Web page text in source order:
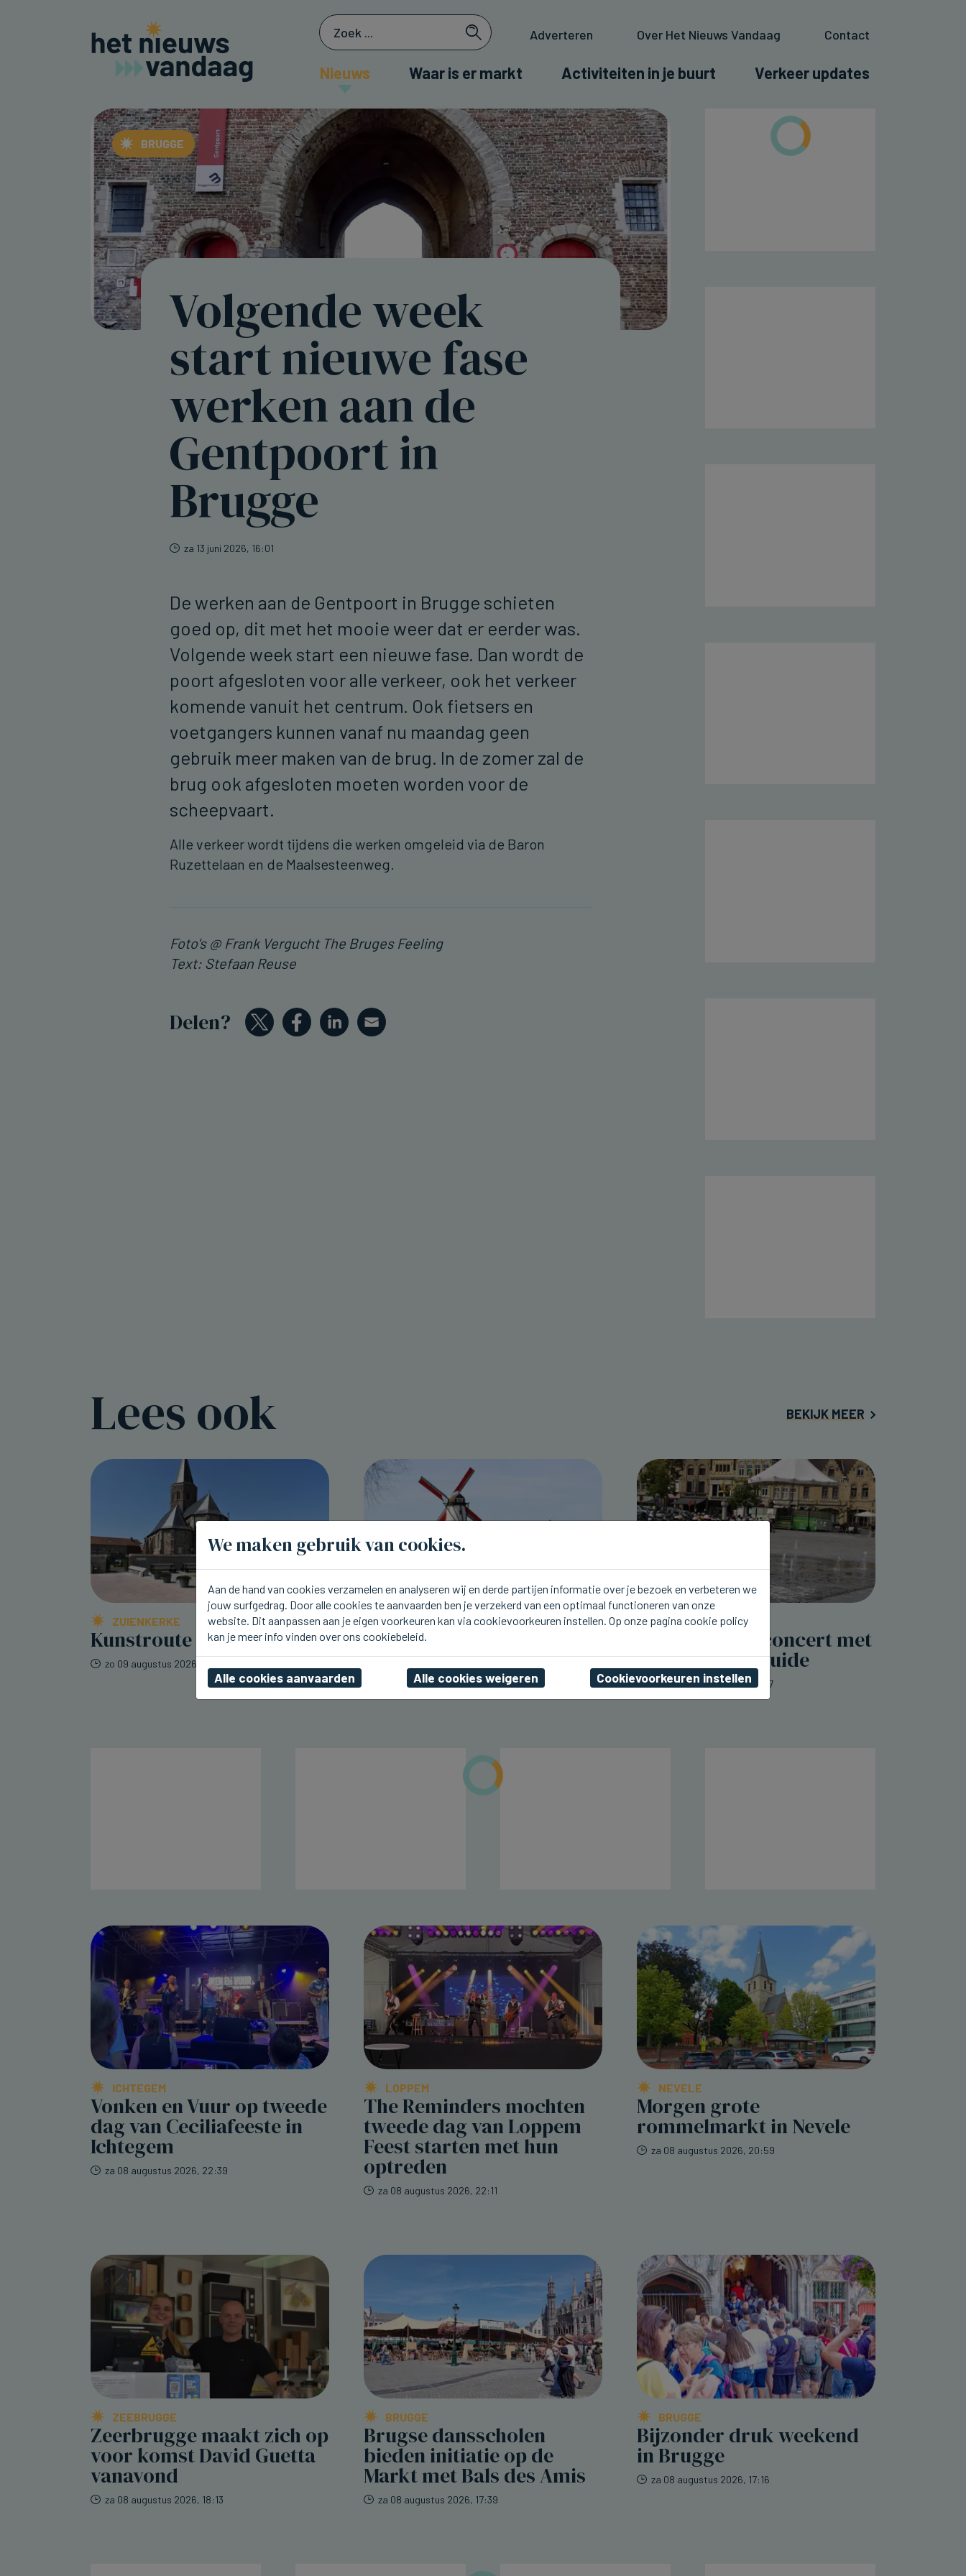
Adverteren Over Het Nieuws Vandaag Contact
Nieuws Waar is er markt Activiteiten in je buurt Verkeer updates
BRUGGE
Volgende week
start nieuwe fase
werken aan de
Gentpoort in
Brugge
za 13 juni 2026, 16:01
De werken aan de Gentpoort in Brugge schieten
goed op, dit met het mooie weer dat er eerder was.
Volgende week start een nieuwe fase. Dan wordt de
poort afgesloten voor alle verkeer, ook het verkeer
komende vanuit het centrum. Ook fietsers en
voetgangers kunnen vanaf nu maandag geen
gebruik meer maken van de brug. In de zomer zal de
brug ook afgesloten moeten worden voor de
scheepvaart.
Alle verkeer wordt tijdens die werken omgeleid via de Baron
Ruzettelaan en de Maalsesteenweg.
Foto's @ Frank Vergucht The Bruges Feeling
Text: Stefaan Reuse
Delen?
Lees ook BEKIJK MEER
ZUIENKERKE
Kunstroute in Zuienkerke
zo 09 augustus 2026, 11:36
DAMME
Vandaag Boekenmarkt en
Amare in Damme
zo 09 augustus 2026, 11:11
DIKSMUIDE
Morgen Kioskconcert met
4 Fun in Diksmuide
za 08 augustus 2026, 23:07
ICHTEGEM
Vonken en Vuur op tweede
dag van Ceciliafeeste in
Ichtegem
za 08 augustus 2026, 22:39
LOPPEM
The Reminders mochten
tweede dag van Loppem
Feest starten met hun
optreden
za 08 augustus 2026, 22:11
NEVELE
Morgen grote
rommelmarkt in Nevele
za 08 augustus 2026, 20:59
ZEEBRUGGE
Zeerbrugge maakt zich op
voor komst David Guetta
vanavond
za 08 augustus 2026, 18:13
BRUGGE
Brugse dansscholen
bieden initiatie op de
Markt met Bals des Amis
za 08 augustus 2026, 17:39
BRUGGE
Bijzonder druk weekend
in Brugge
za 08 augustus 2026, 17:16
We maken gebruik van cookies.
Aan de hand van cookies verzamelen en analyseren wij en derde partijen informatie over je bezoek en verbeteren we
jouw surfgedrag. Door alle cookies te aanvaarden ben je verzekerd van een optimaal functioneren van onze
website. Dit aanpassen aan je eigen voorkeuren kan via cookievoorkeuren instellen. Op onze pagina cookie policy
kan je meer info vinden over ons cookiebeleid.
Alle cookies aanvaarden Alle cookies weigeren Cookievoorkeuren instellen